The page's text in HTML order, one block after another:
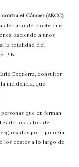
el Cáncer (AECC)
alertado del coste que
asciende a unos
la totalidad del
PIB.
Ezquerra, consultor
incidencia, que
que en ferman
los datos de
por tipología,
los costes a lo largo de